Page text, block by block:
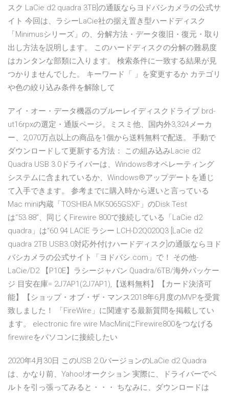
スク LaCie d2 quadra 3TB]の通販ならヨドバシカメラの公式サ
イト 今回は、ラシーLaCie社の据え置き型ハードディスク
「Minimusシリーズ」の、分解方法・データ復旧・復元・取り
出し方法を説明します。 このハードディスクの分解の難易度
はカンタンな部類に入ります。 検索条件に一致する結果が見
つかりませんでした。 キーワード「 」を変更するか カテゴリ
や色の絞り込み条件を解除して
アイ・オー・データ機器のブルーレイディスクドライブ brd-
ut16rpxの選定・通販ページ。ミスミ他、国内外3,324メーカ
ー、2,070万点以上の商品を1個から送料無料で配送。 手動で
ダウンロードして更新する方法： この組み込みLacie d2
Quadra USB 3.0ドライバーは、Windows®オペレーティング
システムに含まれているか、Windows®アップデートを通じ
て入手できます。 参考までに購入時から遅いと言っている
Mac mini内蔵「TOSHIBA MK5065GSXF」のDisk Test
は“53.88”、同じくFirewire 800で接続している「LaCie d2
quadra」は“60.94 LACIE ラシー LCH-D2Q020Q3 [LaCie d2
quadra 2TB USB3.0対応外付けハードディスク]の通販ならヨド
バシカメラの公式サイト「ヨドバシ.com」で！ その他-
LaCie/D2 【P10E】ラシージャパン Quadra/6TB/海外パッケー
ジ 目安在庫= 2J7AP1(2J7AP1),【送料無料】【カード決済可
能】【ショップ・オブ・ザ・マンス2018年6月度のMVPを受賞
致しました！ 「FireWire」に関連する最新質問を掲載してい
ます。 electronic fire wire MacMiniにFirewire800をつなげる
firewireをパソコンに接続したい
2020年4月30日 このUSB 2.0バージョンのLaCie d2 Quadra
は、かなり前、Yahoo!オークション 実際に、ドライバーでベ
ルトを引っ張ってみると・・・ ちなみに、ダウンロードは